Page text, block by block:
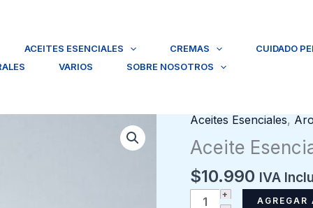
ACEITES ESENCIALES CREMAS
CUIDADO
VARIOS SOBRE NOSOTROS
Aceites Esenciales,
Aceite
$10.990 IVA
Aceite